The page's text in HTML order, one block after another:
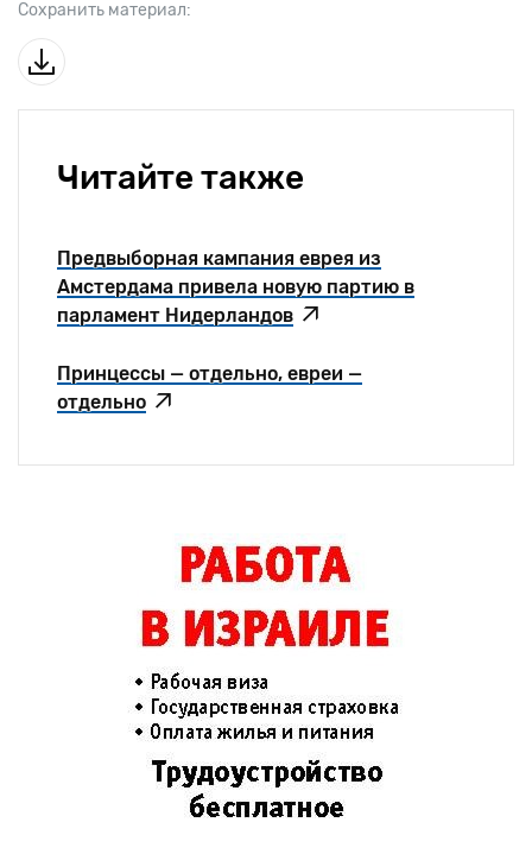
Сохранить материал:
Читайте также
Предвыборная кампания еврея из
Амстердама привела новую партию в
парламент Нидерландов
Принцессы — отдельно, евреи —
отдельно